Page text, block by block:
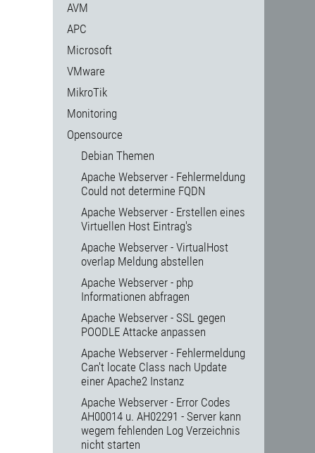
AVM
APC
Microsoft
VMware
MikroTik
Monitoring
Opensource
Debian Themen
Apache Webserver - Fehlermeldung
Could not determine FQDN
Apache Webserver - Erstellen eines
Virtuellen Host Eintrag's
Apache Webserver - VirtualHost
overlap Meldung abstellen
Apache Webserver - php
Informationen abfragen
Apache Webserver - SSL gegen
POODLE Attacke anpassen
Apache Webserver - Fehlermeldung
Can't locate Class nach Update
einer Apache2 Instanz
Apache Webserver - Error Codes
AH00014 u. AH02291 - Server kann
wegem fehlenden Log Verzeichnis
nicht starten